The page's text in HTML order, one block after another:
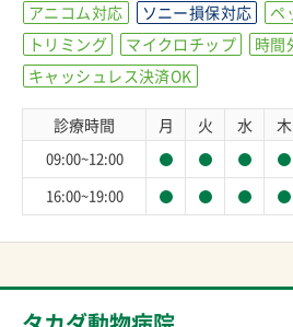
アニコム対応 ソニー損保対応
ペ
トリミング
マイクロチップ 時間
キャッシュレス決済OK
診療時間 月 火 水 木
09:00~12:00
16:00~19:00